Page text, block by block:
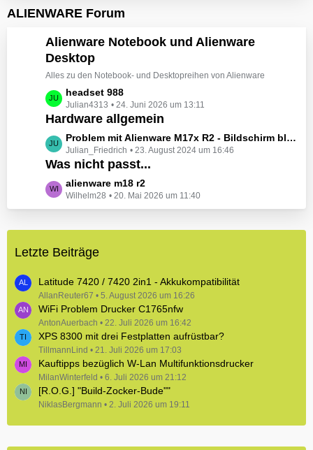
ä
e
e
t
r
ä
g
e
z
e
B
e
i
t
r
ä
g
e
ALIENWARE Forum
Alienware Notebook und Alienware
Desktop
Alles zu den Notebook- und Desktopreihen von Alienware
L
e
t
z
t
e
e
r
g
headset 988
Julian4313 24. Juni 2026 um 13:11
Hardware allgemein
L
e
t
z
t
e
i
ä
g
e
Problem mit Alienware M17x R2 - Bildschirm bleibt schwarz beim Start
Julian_Friedrich 23. August 2024 um 16:46
Was nicht passt...
L
e
t
e
e
i
t
r
ä
g
e
alienware m18 r2
Wilhelm28 20. Mai 2026 um 11:40
Letzte Beiträge
Latitude 7420 / 7420 2in1 - Akkukompatibilität
AllanReuter67 5. August 2026 um 16:26
WiFi Problem Drucker C1765nfw
AntonAuerbach 22. Juli 2026 um 16:42
XPS 8300 mit drei Festplatten aufrüstbar?
TillmannLind 21. Juli 2026 um 17:03
Kauftipps bezüglich W-Lan Multifunktionsdrucker
MilanWinterfeld 6. Juli 2026 um 21:12
[R.O.G.] "Build-Zocker-Bude""
NiklasBergmann 2. Juli 2026 um 19:11